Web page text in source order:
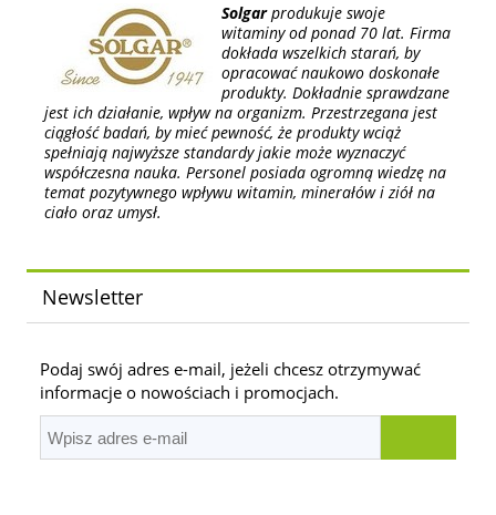
Solgarprodukuje swoje
witaminy od ponad 70 lat. Firma
dokłada wszelkich starań, by
opracować naukowo doskonałe
produkty. Dokładnie sprawdzane
jest ich działanie, wpływ na organizm. Przestrzegana jest
ciągłość badań, by mieć pewność, że produkty wciąż
spełniają najwyższe standardy jakie może wyznaczyć
współczesna nauka. Personel posiada ogromną wiedzę na
temat pozytywnego wpływu witamin, minerałów i ziół na
ciało oraz umysł.
Newsletter
Podaj swój adres e-mail, jeżeli chcesz otrzymywać
informacje o nowościach i promocjach.